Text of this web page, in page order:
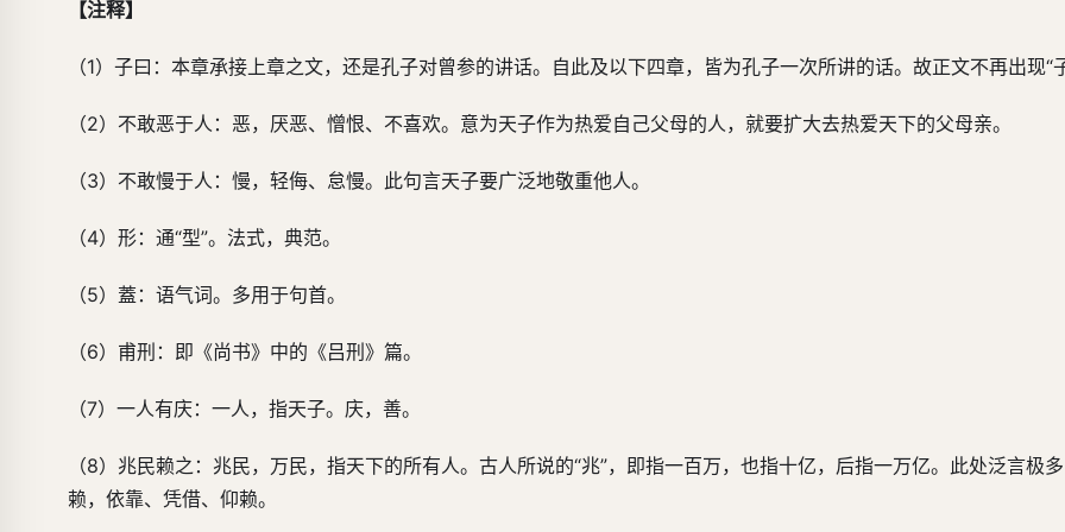
【注释】
（1）子曰：本章承接上章之文，还是孔子对曾参的讲话。自此及以下四章，皆为孔子一次所讲的话。故正文不再出现“子
（2）不敢恶于人：恶，厌恶、憎恨、不喜欢。意为天子作为热爱自己父母的人，就要扩大去热爱天下的父母亲。
（3）不敢慢于人：慢，轻侮、怠慢。此句言天子要广泛地敬重他人。
（4）形：通“型”。法式，典范。
（5）蓋：语气词。多用于句首。
（6）甫刑：即《尚书》中的《吕刑》篇。
（7）一人有庆：一人，指天子。庆，善。
（8）兆民赖之：兆民，万民，指天下的所有人。古人所说的“兆”，即指一百万，也指十亿，后指一万亿。此处泛言极多
赖，依靠、凭借、仰赖。